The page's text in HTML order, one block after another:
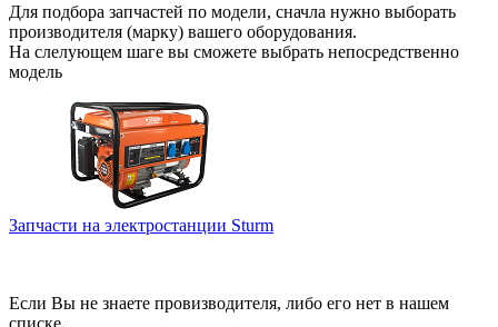
Для подбора запчастей по модели, сначла нужно выборать
производителя (марку) вашего оборудования.
На слелующем шаге вы сможете выбрать непосредственно
модель
Запчасти на электростанции Sturm
Если Вы не знаете провизводителя, либо его нет в нашем
списке.